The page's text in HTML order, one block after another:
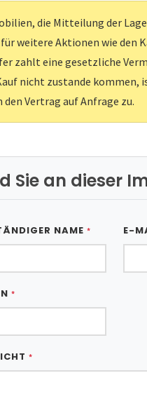
die Mitteilung der
weitere Aktionen wie
zahlt eine gesetzliche
nicht zustande
Vertrag auf Anfrage zu.
Sie an dieser
NAME * E-
*
*